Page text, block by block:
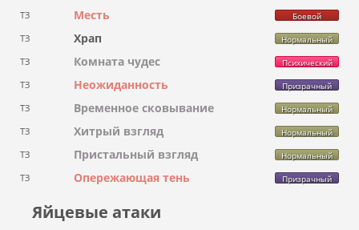
ТЗ Месть Боевой
ТЗ Храп Нормальный
ТЗ Комната чудес Психический
ТЗ Неожиданность Призрачный
ТЗ Временное сковывание Нормальный
ТЗ Хитрый взгляд Нормальный
ТЗ Пристальный взгляд Нормальный
ТЗ Опережающая тень Призрачный
Яйцевые атаки